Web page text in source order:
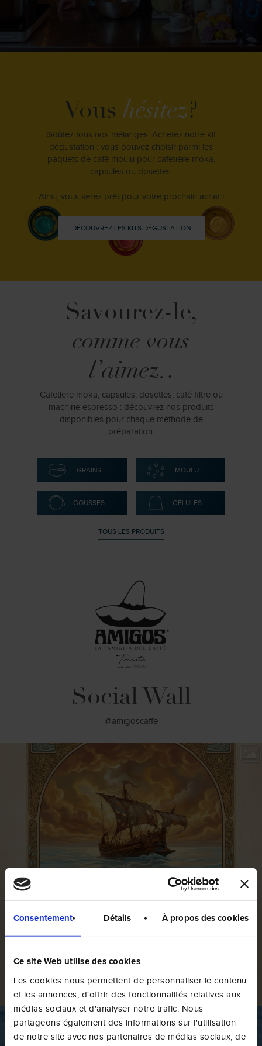
Consentement Détails À propos des cookies
Ce site Web utilise des cookies
Les cookies nous permettent de personnaliser le contenu
et les annonces, d'offrir des fonctionnalités relatives aux
médias sociaux et d'analyser notre trafic. Nous
partageons également des informations sur l'utilisation
de notre site avec nos partenaires de médias sociaux, de
Vous hésitez?
Goûtez tous nos mélanges. Achetez notre kit
dégustation : vous pouvez choisir parmi les
paquets de café moulu pour cafetière moka,
capsules ou dosettes.
Ainsi, vous serez prêt pour votre prochain achat !
DÉCOUVREZ LES KITS DÉGUSTATION
Savourez-le,
comme vous
l’aimez. .
Cafetière moka, capsules, dosettes, café filtre ou
machine espresso : découvrez nos produits
disponibles pour chaque méthode de
préparation.
GRAINS MOULU
GOUSSES GÉLULES
TOUS LES PRODUITS
Social Wall
@amigoscaffe